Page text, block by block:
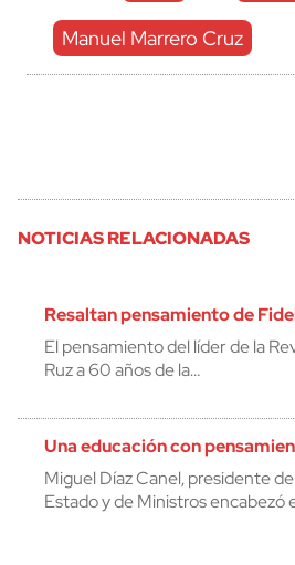
Manuel Marrero Cruz
NOTICIAS RELACIONADAS
Resaltan pensamiento de
El pensamiento del líder de la
Ruz a 60 años de la…
Una educación con
Miguel Díaz Canel, presidente
Estado y de Ministros encabezó